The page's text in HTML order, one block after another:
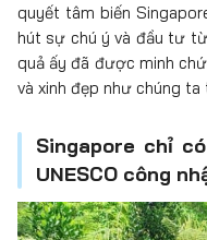
quyết tâm biến
hút sự chú ý và đầu tư
quả ấy đã được minh
và xinh đẹp như chúng ta
Singapore chỉ
UNESCO công